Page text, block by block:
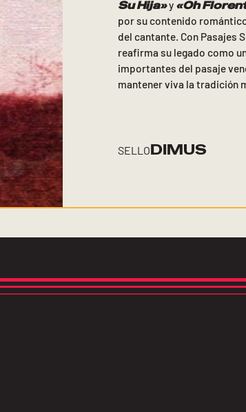
Su Hija»y «Oh
por su contenido
del cantante. Con Pasajes
reafirma su legado como
importantes del pasaje
mantener viva la tradición
SELLODIMUS